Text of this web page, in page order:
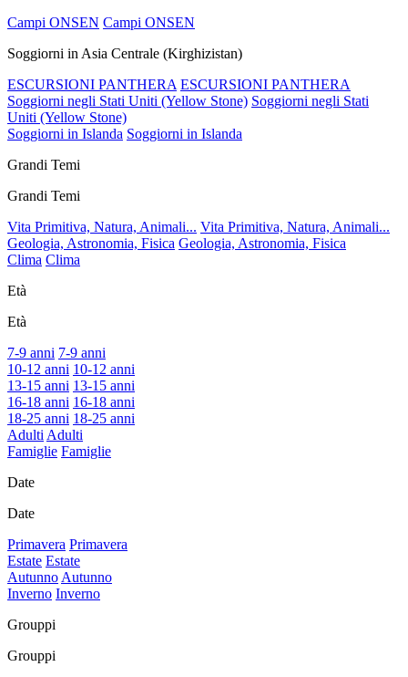
Campi ONSEN Campi ONSEN
Soggiorni in Asia Centrale (Kirghizistan)
ESCURSIONI PANTHERA ESCURSIONI PANTHERA
Soggiorni negli Stati Uniti (Yellow Stone) Soggiorni negli Stati
Uniti (Yellow Stone)
Soggiorni in Islanda Soggiorni in Islanda
Grandi Temi
Grandi Temi
Vita Primitiva, Natura, Animali... Vita Primitiva, Natura, Animali...
Geologia, Astronomia, Fisica Geologia, Astronomia, Fisica
Clima Clima
Età
Età
7-9 anni 7-9 anni
10-12 anni 10-12 anni
13-15 anni 13-15 anni
16-18 anni 16-18 anni
18-25 anni 18-25 anni
Adulti Adulti
Famiglie Famiglie
Date
Date
Primavera Primavera
Estate Estate
Autunno Autunno
Inverno Inverno
Grouppi
Grouppi